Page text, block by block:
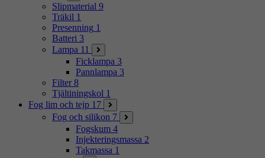
Slipmaterial 9
Träkil 1
Presenning 1
Batteri 3
Lampa 11
Ficklampa 3
Pannlampa 3
Filter 8
Tjältiningskol 1
Fog lim och tejp 17
Fog och silikon 7
Fogskum 4
Injekteringsmassa 2
Takmassa 1